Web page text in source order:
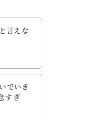
言えな
でいき
すぎ